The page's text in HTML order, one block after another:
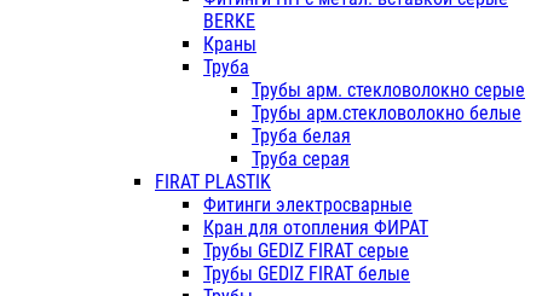
BERKE
Краны
Труба
Трубы арм. стекловолокно серые
Трубы арм.стекловолокно белые
Труба белая
Труба серая
FIRAT PLASTIK
Фитинги электросварные
Кран для отопления ФИРАТ
Трубы GEDIZ FIRAT серые
Трубы GEDIZ FIRAT белые